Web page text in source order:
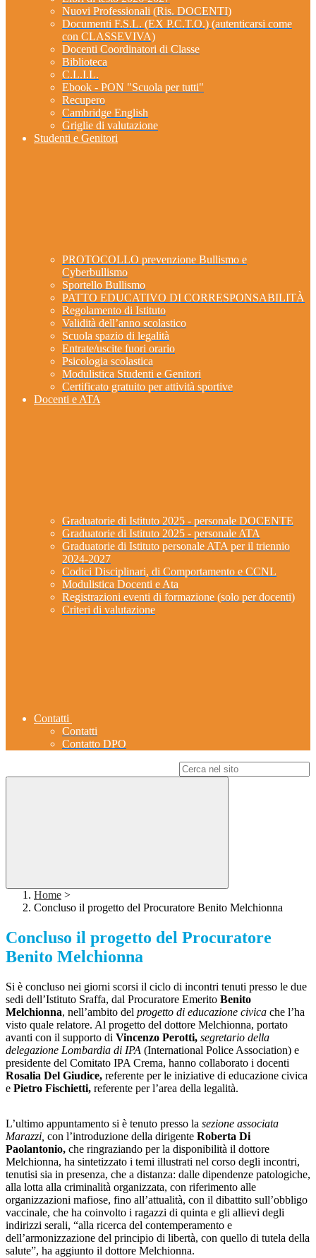
Nuovi Professionali (Ris. DOCENTI)
Documenti F.S.L. (EX P.C.T.O.) (autenticarsi come
con CLASSEVIVA)
Docenti Coordinatori di Classe
Biblioteca
C.L.I.L.
Ebook - PON "Scuola per tutti"
Recupero
Cambridge English
Griglie di valutazione
Studenti e Genitori
PROTOCOLLO prevenzione Bullismo e
Cyberbullismo
Sportello Bullismo
PATTO EDUCATIVO DI CORRESPONSABILITÀ
Regolamento di Istituto
Validità dell’anno scolastico
Scuola spazio di legalità
Entrate/uscite fuori orario
Psicologia scolastica
Modulistica Studenti e Genitori
Certificato gratuito per attività sportive
Docenti e ATA
Graduatorie di Istituto 2025 - personale DOCENTE
Graduatorie di Istituto 2025 - personale ATA
Graduatorie di Istituto personale ATA per il triennio
2024-2027
Codici Disciplinari, di Comportamento e CCNL
Modulistica Docenti e Ata
Registrazioni eventi di formazione (solo per docenti)
Criteri di valutazione
Contatti
Contatti
Contatto DPO
Home >
Concluso il progetto del Procuratore Benito Melchionna
Concluso il progetto del Procuratore
Benito Melchionna
Si è concluso nei giorni scorsi il ciclo di incontri tenuti presso le due
sedi dell’Istituto Sraffa, dal Procuratore Emerito Benito
Melchionna, nell’ambito del progetto di educazione civica che l’ha
visto quale relatore. Al progetto del dottore Melchionna, portato
avanti con il supporto di Vincenzo Perotti, segretario della
delegazione Lombardia di IPA (International Police Association) e
presidente del Comitato IPA Crema, hanno collaborato i docenti
Rosalia Del Giudice, referente per le iniziative di educazione civica
e Pietro Fischietti, referente per l’area della legalità.
L’ultimo appuntamento si è tenuto presso la sezione associata
Marazzi, con l’introduzione della dirigente Roberta Di
Paolantonio, che ringraziando per la disponibilità il dottore
Melchionna, ha sintetizzato i temi illustrati nel corso degli incontri,
tenutisi sia in presenza, che a distanza: dalle dipendenze patologiche,
alla lotta alla criminalità organizzata, con riferimento alle
organizzazioni mafiose, fino all’attualità, con il dibattito sull’obbligo
vaccinale, che ha coinvolto i ragazzi di quinta e gli allievi degli
indirizzi serali, “alla ricerca del contemperamento e
dell’armonizzazione del principio di libertà, con quello di tutela della
salute”, ha aggiunto il dottore Melchionna.